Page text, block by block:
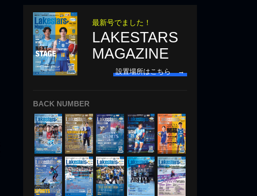
最新号でました！
LAKESTARS
MAGAZINE
設置場所はこちら →
BACK NUMBER